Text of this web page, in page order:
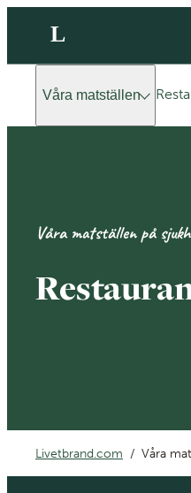
L
Våra matställen
Våra matställen på
Livetbrand.com Våra